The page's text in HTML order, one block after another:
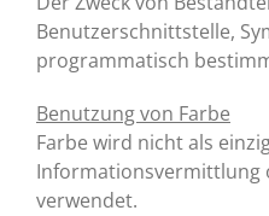
Benutzerschnittstelle,
programmatisch
Benutzung von Farbe
Farbe wird nicht als
Informationsvermittlung
verwendet.